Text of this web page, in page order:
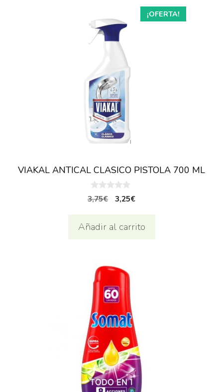
¡OFERTA!
VIAKAL ANTICAL CLASICO PISTOLA 700 ML
0
d
3,75€
El
original
3,25€El
actual
Añadir al carrito